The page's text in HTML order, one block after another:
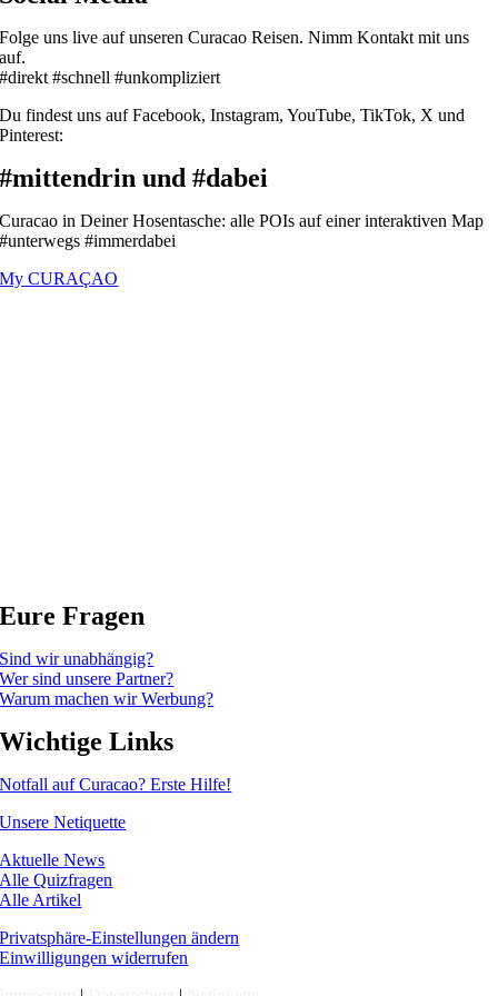
Folge uns live auf unseren Curacao Reisen. Nimm Kontakt mit uns
auf.
#direkt #schnell #unkompliziert
Du findest uns auf Facebook, Instagram, YouTube, TikTok, X und
Pinterest:
#mittendrin und #dabei
Curacao in Deiner Hosentasche: alle POIs auf einer interaktiven Map
#unterwegs #immerdabei
My CURAÇAO
Eure Fragen
Sind wir unabhängig?
Wer sind unsere Partner?
Warum machen wir Werbung?
Wichtige Links
Notfall auf Curacao? Erste Hilfe!
Unsere Netiquette
Aktuelle News
Alle Quizfragen
Alle Artikel
Privatsphäre-Einstellungen ändern
Einwilligungen widerrufen